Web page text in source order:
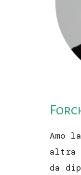
Amo
altra
da